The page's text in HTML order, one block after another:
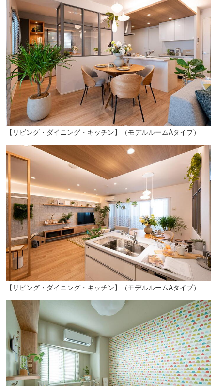
セブン-イレブン大分奥田店（徒歩11分／約810m）
トキハインダストリー南大分店（徒歩15分／約1200m）
【リビング・ダイニング・キッチン】（モデルルームAタイプ）
【リビング・ダイニング・キッチン】（モデルルームAタイプ）